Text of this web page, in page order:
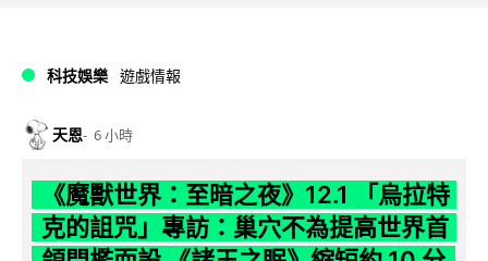
科技娛樂 遊戲情報
天恩 6 小時
《魔獸世界：至暗之夜》12.1 「烏拉特
克的詛咒」專訪：巢穴不為提高世界首